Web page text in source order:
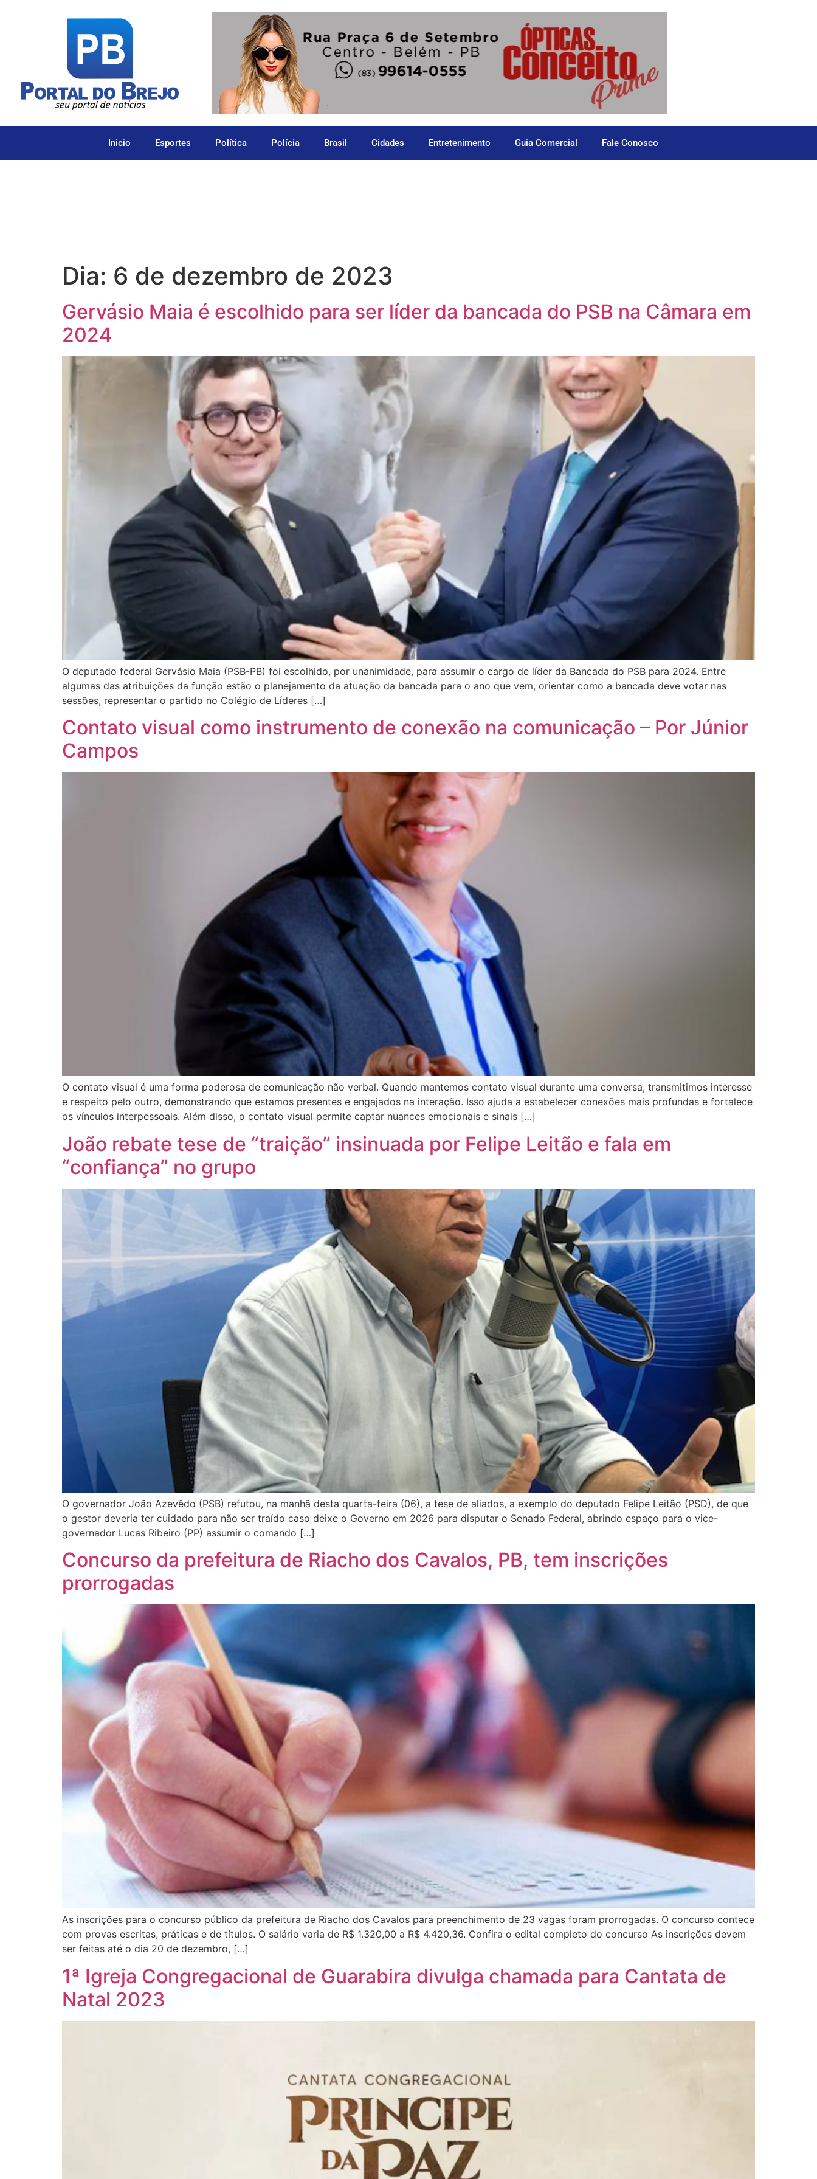
Inicio Esportes Política Polícia Brasil Cidades Entretenimento Guia Comercial Fale Conosco
Dia: 6 de dezembro de 2023
Gervásio Maia é escolhido para ser líder da bancada do PSB na Câmara em
2024
O deputado federal Gervásio Maia (PSB-PB) foi escolhido, por unanimidade, para assumir o cargo de líder da Bancada do PSB para 2024. Entre
algumas das atribuições da função estão o planejamento da atuação da bancada para o ano que vem, orientar como a bancada deve votar nas
sessões, representar o partido no Colégio de Líderes […]
Contato visual como instrumento de conexão na comunicação – Por Júnior
Campos
O contato visual é uma forma poderosa de comunicação não verbal. Quando mantemos contato visual durante uma conversa, transmitimos interesse
e respeito pelo outro, demonstrando que estamos presentes e engajados na interação. Isso ajuda a estabelecer conexões mais profundas e fortalece
os vínculos interpessoais. Além disso, o contato visual permite captar nuances emocionais e sinais […]
João rebate tese de “traição” insinuada por Felipe Leitão e fala em
“confiança” no grupo
O governador João Azevêdo (PSB) refutou, na manhã desta quarta-feira (06), a tese de aliados, a exemplo do deputado Felipe Leitão (PSD), de que
o gestor deveria ter cuidado para não ser traído caso deixe o Governo em 2026 para disputar o Senado Federal, abrindo espaço para o vice-
governador Lucas Ribeiro (PP) assumir o comando […]
Concurso da prefeitura de Riacho dos Cavalos, PB, tem inscrições
prorrogadas
As inscrições para o concurso público da prefeitura de Riacho dos Cavalos para preenchimento de 23 vagas foram prorrogadas. O concurso contece
com provas escritas, práticas e de títulos. O salário varia de R$ 1.320,00 a R$ 4.420,36. Confira o edital completo do concurso As inscrições devem
ser feitas até o dia 20 de dezembro, […]
1ª Igreja Congregacional de Guarabira divulga chamada para Cantata de
Natal 2023